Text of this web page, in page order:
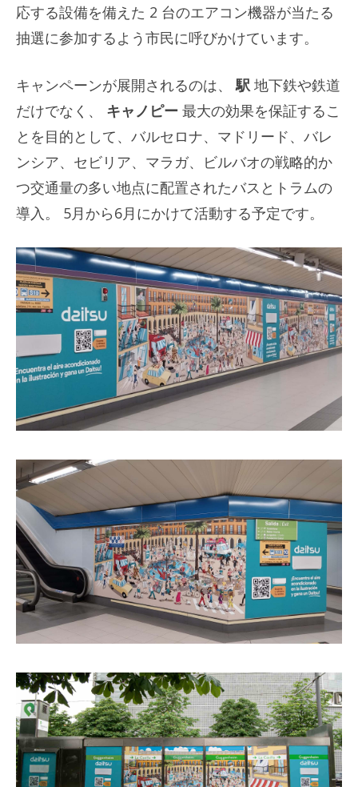
応する設備を備えた 2 台のエアコン機器が当たる
抽選に参加するよう市民に呼びかけています。
キャンペーンが展開されるのは、駅 地下鉄や鉄道
だけでなく、 キャノピー 最大の効果を保証するこ
とを目的として、バルセロナ、マドリード、バレ
ンシア、セビリア、マラガ、ビルバオの戦略的か
つ交通量の多い地点に配置されたバスとトラムの
導入。 5月から6月にかけて活動する予定です。